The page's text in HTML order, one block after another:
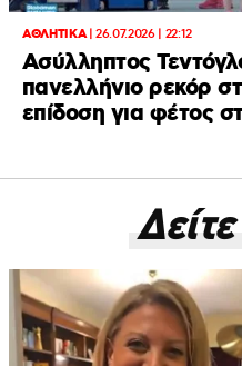
ΑΘΛΗΤΙΚΑ|26.07.2026 | 22:12
Ασύλληπτος
πανελλήνιο ρεκόρ
επίδοση για φέτος